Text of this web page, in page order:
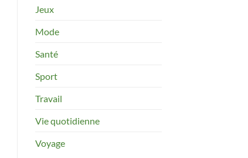
Jeux
Mode
Santé
Sport
Travail
Vie quotidienne
Voyage